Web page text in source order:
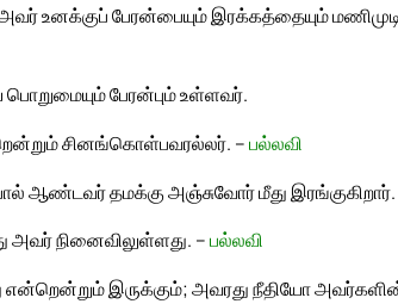
உனக்குப் பேரன்பையும் இரக்கத்தையும்
பேரன்பும் உள்ளவர்.
சினங்கொள்பவரல்லர். –பல்லவி
ஆண்டவர் தமக்கு அஞ்சுவோர் மீது இரங்குகிறார்.
அவர் நினைவிலுள்ளது. –பல்லவி
இருக்கும்; அவரது நீதியோ